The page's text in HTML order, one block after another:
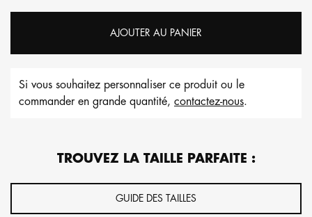
AJOUTER AU PANIER
Si vous souhaitez personnaliser ce produit ou le
commander en grande quantité, contactez-nous.
TROUVEZ LA TAILLE PARFAITE :
GUIDE DES TAILLES